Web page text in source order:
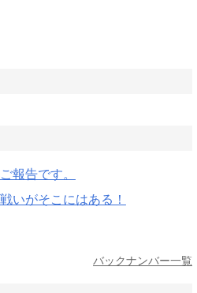
報告です。
いがそこにはある！
バックナンバー一覧